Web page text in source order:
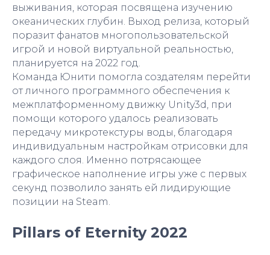
выживания, которая посвящена изучению
океанических глубин. Выход релиза, который
поразит фанатов многопользовательской
игрой и новой виртуальной реальностью,
планируется на 2022 год.
Команда Юнити помогла создателям перейти
от личного программного обеспечения к
межплатформенному движку Unity3d, при
помощи которого удалось реализовать
передачу микротекстуры воды, благодаря
индивидуальным настройкам отрисовки для
каждого слоя. Именно потрясающее
графическое наполнение игры уже с первых
секунд позволило занять ей лидирующие
позиции на Steam.
Pillars of Eternity 2022